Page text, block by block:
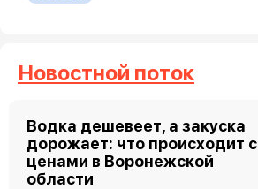
Новостной поток
Водка дешевеет, а закуска
дорожает: что происходит с
ценами в Воронежской
области